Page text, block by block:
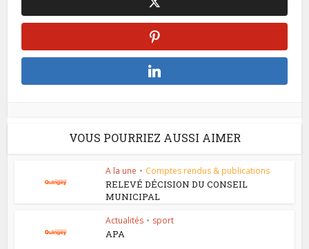
VOUS POURRIEZ AUSSI AIMER
A la une • Comptes rendus & publications
RELEVÉ DÉCISION DU CONSEIL
MUNICIPAL
Actualités • sport
APA